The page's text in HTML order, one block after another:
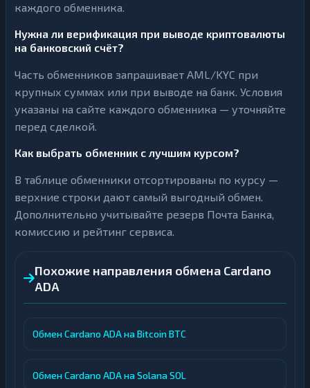
каждого обменника.
Нужна ли верификация при выводе криптовалюты
на банковский счёт?
Часть обменников запрашивает AML/KYC при
крупных суммах или при выводе на банк. Условия
указаны на сайте каждого обменника — уточняйте
перед сделкой.
Как выбрать обменник с лучшим курсом?
В таблице обменники отсортированы по курсу —
верхние строки дают самый выгодный обмен.
Дополнительно учитывайте резерв Почта Банка,
комиссию и рейтинг сервиса.
Похожие направления обмена Cardano
ADA
Обмен Cardano ADA на Bitcoin BTC
Обмен Cardano ADA на Solana SOL